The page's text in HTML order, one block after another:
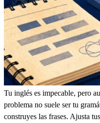
Tu inglés es impecable, pero
problema no suele ser tu
construyes las frases. Ajusta tus